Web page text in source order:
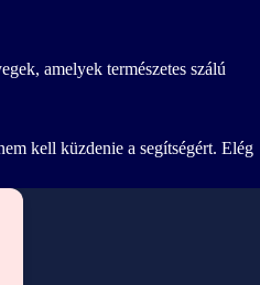
amelyek természetes szálú
kell küzdenie a segítségért. Elég